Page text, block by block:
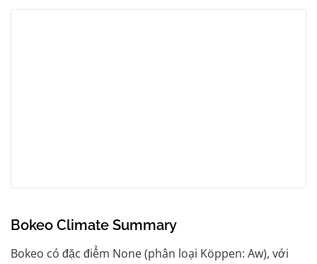
Bokeo Climate Summary
Bokeo có đặc điểm None (phân loại Köppen: Aw), với